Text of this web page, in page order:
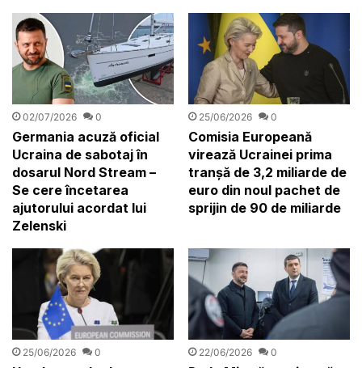
02/07/2026 0
Germania acuză oficial
Ucraina de sabotaj în
dosarul Nord Stream –
Se cere încetarea
ajutorului acordat lui
Zelenski
25/06/2026 0
Comisia Europeană
virează Ucrainei prima
tranșă de 3,2 miliarde de
euro din noul pachet de
sprijin de 90 de miliarde
25/06/2026 0 22/06/2026 0